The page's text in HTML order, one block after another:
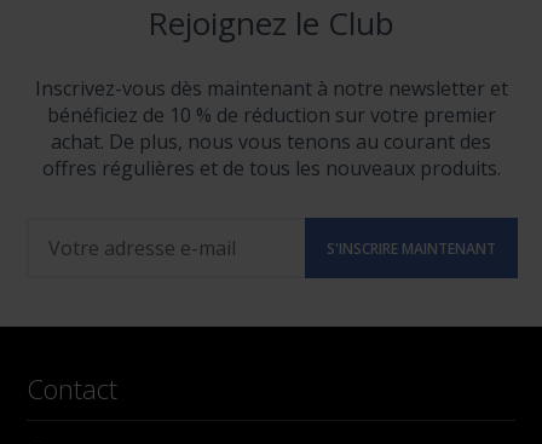
Rejoignez le Club
Inscrivez-vous dès maintenant à notre newsletter et
bénéficiez de 10 % de réduction sur votre premier
achat. De plus, nous vous tenons au courant des
offres régulières et de tous les nouveaux produits.
Contact